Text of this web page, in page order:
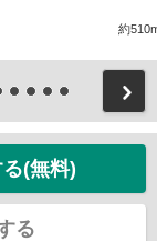
約
(無料)
る